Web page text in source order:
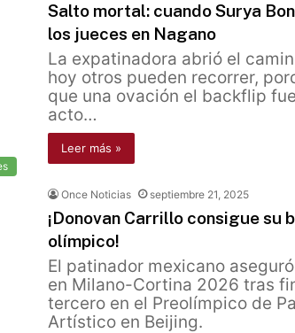
Salto mortal: cuando Surya
los jueces en Nagano
La expatinadora abrió el
hoy otros pueden recorrer,
que una ovación el backflip
acto…
Leer más »
Once Noticias septiembre 21, 2025
¡Donovan Carrillo consigue su
olímpico!
El patinador mexicano
en Milano-Cortina 2026 tras
tercero en el Preolímpico de
Artístico en Beijing.